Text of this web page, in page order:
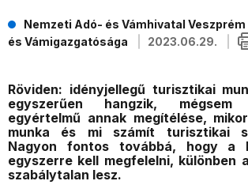
Nemzeti Adó- és Vámhivatal
és Vámigazgatósága
2023.06.29.
Röviden: idényjellegű turisztikai
egyszerűen hangzik,
egyértelmű annak megítélése,
munka és mi számít turisztikai
Nagyon fontos továbbá, hogy a
egyszerre kell megfelelni, különben
szabálytalan lesz.